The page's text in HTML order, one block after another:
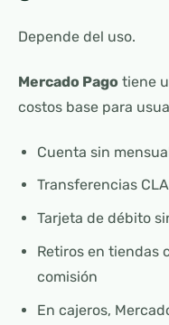
Depende del uso.
Mercado Pago tiene
costos base para
Cuenta sin
Transferencias
Tarjeta de débito
Retiros en tiendas
comisión
En cajeros,